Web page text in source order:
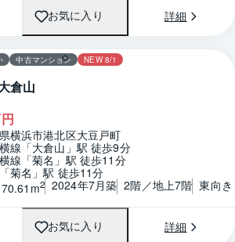
お気に入り 詳細
1 / 0 間取り
中古マンション NEW 8/1
倉山
横浜市港北区大豆戸町
線「大倉山」駅 徒歩9分
線「菊名」駅 徒歩11分
菊名」駅 徒歩11分
70.61m2 2024年7月築 2階／地上7階 東向き
お気に入り 詳細
1 / 0 間取り